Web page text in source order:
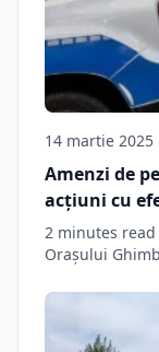
14 martie 2025
Amenzi de
acțiuni cu
2 minutes
Orașului